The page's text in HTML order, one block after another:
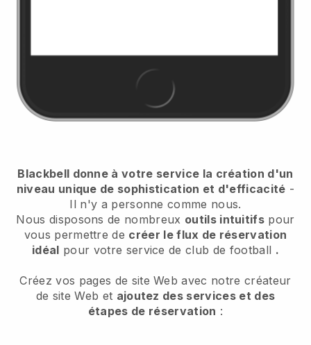
Blackbell donne à votre service la création d'un
niveau unique de sophistication et d'efficacité -
Il n'y a personne comme nous.
Nous disposons de nombreux outils intuitifs pour
vous permettre de créer le flux de réservation
idéal pour votre service de club de football .
Créez vos pages de site Web avec notre créateur
de site Web et ajoutez des services et des
étapes de réservation :